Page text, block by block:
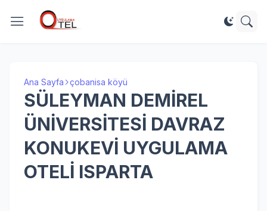
Ana Sayfa çobanisa köyü
SÜLEYMAN DEMİREL
ÜNİVERSİTESİ DAVRAZ
KONUKEVİ UYGULAMA
OTELİ ISPARTA